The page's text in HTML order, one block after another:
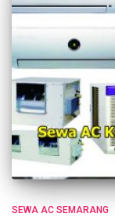
SEWA AC SEMARANG